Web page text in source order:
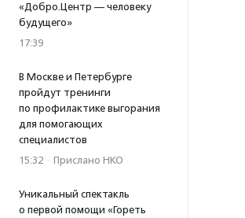
«Добро.Центр — человеку
будущего»
17:39
В Москве и Петербурге
пройдут тренинги
по профилактике выгорания
для помогающих
специалистов
15:32 · Прислано НКО
Уникальный спектакль
о первой помощи «Гореть